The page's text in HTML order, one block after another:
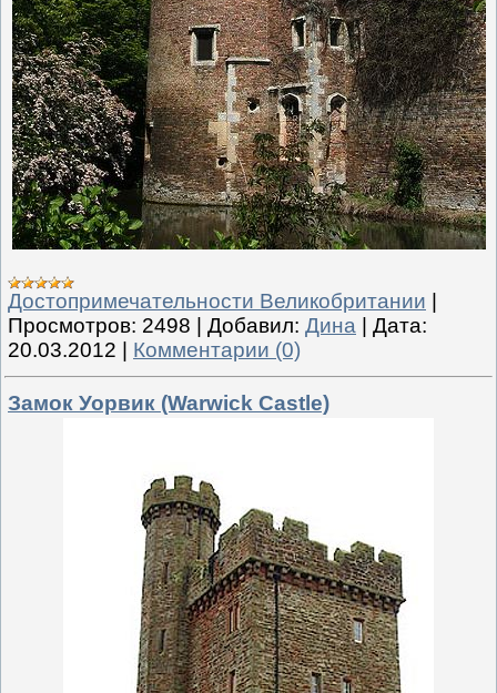
Достопримечательности Великобритании |
Просмотров: 2498 | Добавил: Дина | Дата:
20.03.2012 | Комментарии (0)
Замок Уорвик (Warwick Castle)